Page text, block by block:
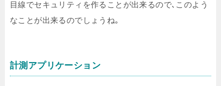
目線でセキュリティを作ることが出来るので､このよう
なことが出来るのでしょうね｡
計測アプリケーション